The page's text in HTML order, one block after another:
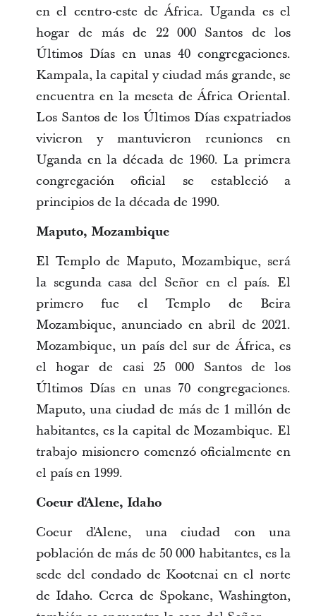
en el centro-este de África. Uganda es el
hogar de más de 22 000 Santos de los
Últimos Días en unas 40 congregaciones.
Kampala, la capital y ciudad más grande, se
encuentra en la meseta de África Oriental.
Los Santos de los Últimos Días expatriados
vivieron y mantuvieron reuniones en
Uganda en la década de 1960. La primera
congregación oficial se estableció a
principios de la década de 1990.
Maputo, Mozambique
El Templo de Maputo, Mozambique, será
la segunda casa del Señor en el país. El
primero fue el Templo de Beira
Mozambique, anunciado en abril de 2021.
Mozambique, un país del sur de África, es
el hogar de casi 25 000 Santos de los
Últimos Días en unas 70 congregaciones.
Maputo, una ciudad de más de 1 millón de
habitantes, es la capital de Mozambique. El
trabajo misionero comenzó oficialmente en
el país en 1999.
Coeur d'Alene, Idaho
Coeur d'Alene, una ciudad con una
población de más de 50 000 habitantes, es la
sede del condado de Kootenai en el norte
de Idaho. Cerca de Spokane, Washington,